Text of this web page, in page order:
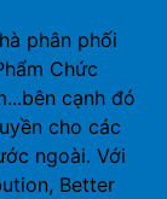
phân phối
Chức
cạnh đó
cho các
ngoài. Với
Better